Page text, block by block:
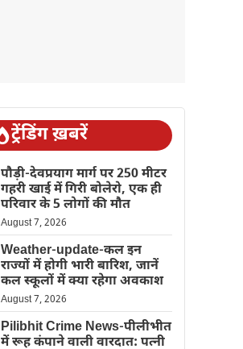
ट्रेंडिंग ख़बरें
पौड़ी-देवप्रयाग मार्ग पर 250 मीटर
गहरी खाई में गिरी बोलेरो, एक ही
परिवार के 5 लोगों की मौत
August 7, 2026
Weather-update-कल इन
राज्यों में होगी भारी बारिश, जानें
कल स्कूलों में क्या रहेगा अवकाश
August 7, 2026
Pilibhit Crime News-पीलीभीत
में रूह कंपाने वाली वारदात: पत्नी